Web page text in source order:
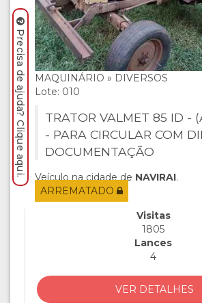
MAQUINÁRIO » DIVERSOS
Lote: 010
TRATOR VALMET 85 ID -
- PARA CIRCULAR COM
DOCUMENTAÇÃO
Veículo na cidade de NAVIRAI.
ARREMATADO
Visitas
1805
Lances
4
VER DETALHES
Precisa de ajuda? Clique aqui.